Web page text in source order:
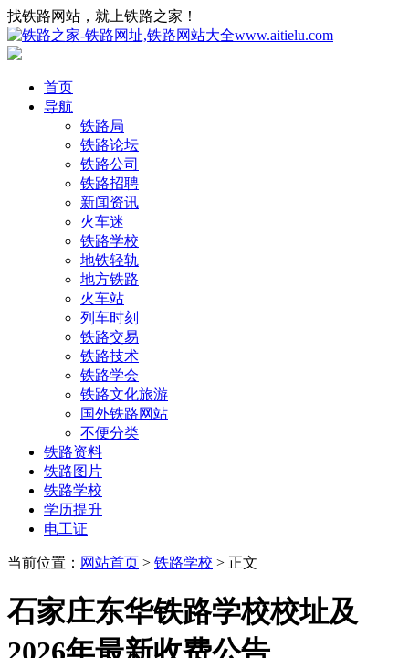
找铁路网站，就上铁路之家！
首页
导航
铁路局
铁路论坛
铁路公司
铁路招聘
新闻资讯
火车迷
铁路学校
地铁轻轨
地方铁路
火车站
列车时刻
铁路交易
铁路技术
铁路学会
铁路文化旅游
国外铁路网站
不便分类
铁路资料
铁路图片
铁路学校
学历提升
电工证
当前位置： 网站首页 > 铁路学校 > 正文
石家庄东华铁路学校校址及